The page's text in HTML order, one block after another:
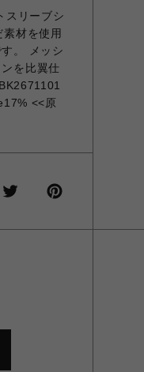
スリーブシ
材を使用
。 メッシ
を比翼仕
<<原